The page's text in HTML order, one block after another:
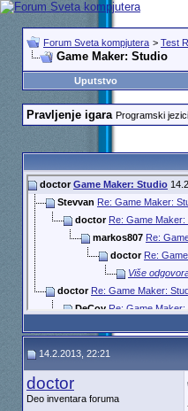
Forum Sveta kompjutera > Test
Game Maker: Studio
Uputstvo
Pravljenje igara Programski
doctor Game Maker: Studio
Stevvan Re: Game Maker:
doctor Re: Game Maker:
markos807 Re:
doctor Re:
Više
doctor Re: Game Maker:
DeCoy Re: Game Maker:
14.2.2013, 22:21
doctor
Deo inventara foruma